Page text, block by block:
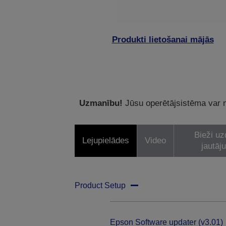
Produkti lietošanai mājās
Uzmanību! Jūsu operētājsistēma var
Lejupielādes Video
Bieži
Product Setup
Epson Software updater (v3.01)